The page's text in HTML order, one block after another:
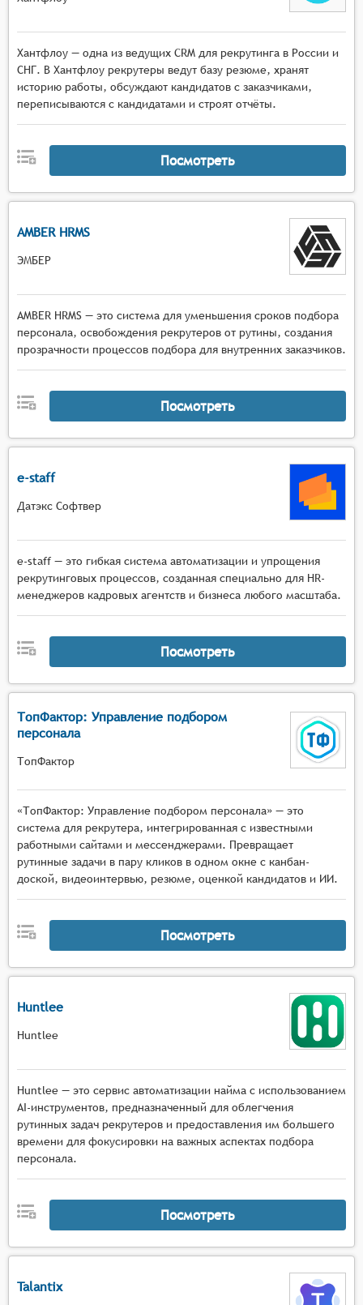
а также наличие необходимой квалификации
для выполнения должностных обязанностей.
Проверка кредитной истории: Система может
включать проверку кредитной истории
соискателей, что может быть полезно для
оценки их финансовой ответственности и
должна соблюдать все применимые законы и
нормативные акты, касающиеся обработки
чтобы обеспечить законность и этичность
Хантфлоу — одна из ведущих CRM для рекрутинга в России и
СНГ. В Хантфлоу рекрутеры ведут базу резюме, хранят
историю работы, обсуждают кандидатов с заказчиками,
переписываются с кандидатами и строят отчёты.
Посмотреть
AMBER HRMS
ЭМБЕР
AMBER HRMS — это система для уменьшения сроков подбора
персонала, освобождения рекрутеров от рутины, создания
прозрачности процессов подбора для внутренних заказчиков.
Посмотреть
e-staff
Датэкс Софтвер
e-staff — это гибкая система автоматизации и упрощения
рекрутинговых процессов, созданная специально для HR-
менеджеров кадровых агентств и бизнеса любого масштаба.
Посмотреть
ТопФактор: Управление подбором
персонала
ТопФактор
«ТопФактор: Управление подбором персонала» — это
система для рекрутера, интегрированная с известными
работными сайтами и мессенджерами. Превращает
рутинные задачи в пару кликов в одном окне с канбан-
доской, видеоинтервью, резюме, оценкой кандидатов и ИИ.
Посмотреть
Huntlee
Huntlee
Huntlee — это сервис автоматизации найма с использованием
AI-инструментов, предназначенный для облегчения
рутинных задач рекрутеров и предоставления им большего
времени для фокусировки на важных аспектах подбора
персонала.
Посмотреть
Talantix